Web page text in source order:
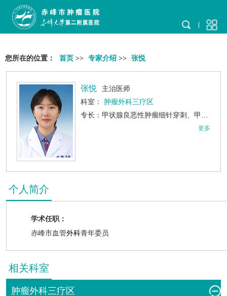
您所在的位置： 首页 >> 专家介绍 >> 张悦
张悦
主治医师
科室： 肿瘤外科三疗区
更多
个人简介
学术任职：
赤峰市血管外科青年委员
相关科室
肿瘤外科三疗区